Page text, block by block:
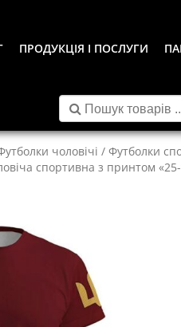
ПРОДУКЦІЯ І ПОСЛУГИ
чоловічі / Футболки
спортивна з принтом